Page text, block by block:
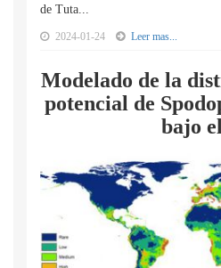
de Tuta...
2024-01-24 Leer mas...
Modelado de la
potencial de
bajo